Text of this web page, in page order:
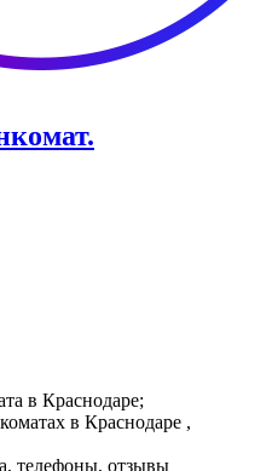
в Краснодаре;
в Краснодаре ,
телефоны, отзывы